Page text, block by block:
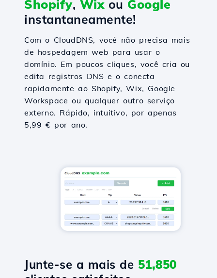
Shopify, Wixou Google
instantaneamente!
Com o CloudDNS, você não precisa mais
de hospedagem web para usar o
domínio. Em poucos cliques, você cria ou
edita registros DNS e o conecta
rapidamente ao Shopify, Wix, Google
Workspace ou qualquer outro serviço
externo. Rápido, intuitivo, por apenas
5,99 € por ano.
Junte-se a mais de 51,850